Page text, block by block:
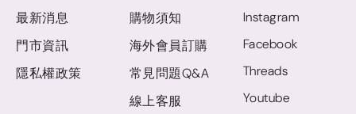
最新消息
門市資訊
隱私權政策
購物須知
海外會員訂購
常見問題Q&A
線上客服
Instagram
Facebook
Threads
Youtube